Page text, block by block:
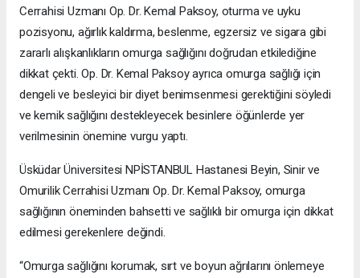
Cerrahisi Uzmanı Op. Dr. Kemal Paksoy, oturma ve uyku
pozisyonu, ağırlık kaldırma, beslenme, egzersiz ve sigara gibi
zararlı alışkanlıkların omurga sağlığını doğrudan etkilediğine
dikkat çekti. Op. Dr. Kemal Paksoy ayrıca omurga sağlığı için
dengeli ve besleyici bir diyet benimsenmesi gerektiğini söyledi
ve kemik sağlığını destekleyecek besinlere öğünlerde yer
verilmesinin önemine vurgu yaptı.
Üsküdar Üniversitesi NPİSTANBUL Hastanesi Beyin, Sinir ve
Omurilik Cerrahisi Uzmanı Op. Dr. Kemal Paksoy, omurga
sağlığının öneminden bahsetti ve sağlıklı bir omurga için dikkat
edilmesi gerekenlere değindi.
“Omurga sağlığını korumak, sırt ve boyun ağrılarını önlemeye